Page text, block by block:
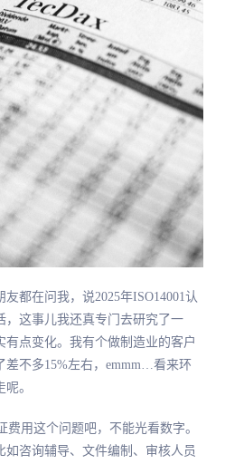
都在问我，说2025年ISO14001认
，这事儿我还真专门去研究了一
有点变化。我有个做制造业的客户
差不多15%左右，emmm…看来环
。
费用这个问题吧，不能光看数字。
咨询辅导、文件编制、审核人员